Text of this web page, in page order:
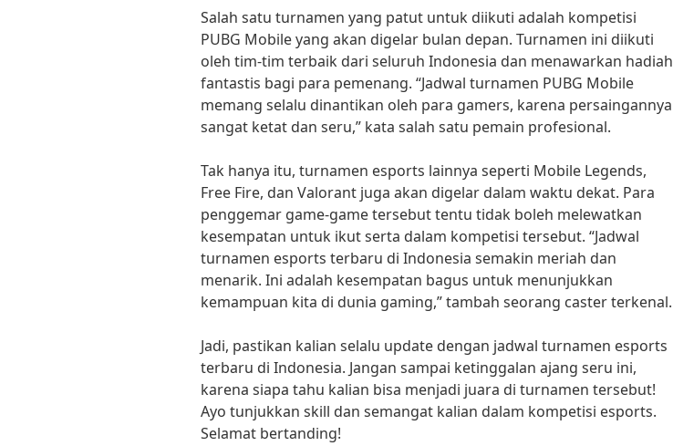
Salah satu turnamen yang patut untuk diikuti adalah kompetisi
PUBG Mobile yang akan digelar bulan depan. Turnamen ini diikuti
oleh tim-tim terbaik dari seluruh Indonesia dan menawarkan hadiah
fantastis bagi para pemenang. “Jadwal turnamen PUBG Mobile
memang selalu dinantikan oleh para gamers, karena persaingannya
sangat ketat dan seru,” kata salah satu pemain profesional.
Tak hanya itu, turnamen esports lainnya seperti Mobile Legends,
Free Fire, dan Valorant juga akan digelar dalam waktu dekat. Para
penggemar game-game tersebut tentu tidak boleh melewatkan
kesempatan untuk ikut serta dalam kompetisi tersebut. “Jadwal
turnamen esports terbaru di Indonesia semakin meriah dan
menarik. Ini adalah kesempatan bagus untuk menunjukkan
kemampuan kita di dunia gaming,” tambah seorang caster terkenal.
Jadi, pastikan kalian selalu update dengan jadwal turnamen esports
terbaru di Indonesia. Jangan sampai ketinggalan ajang seru ini,
karena siapa tahu kalian bisa menjadi juara di turnamen tersebut!
Ayo tunjukkan skill dan semangat kalian dalam kompetisi esports.
Selamat bertanding!